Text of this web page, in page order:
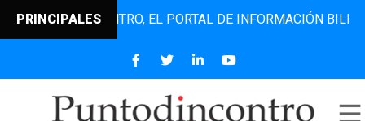
PRINCIPALES EL PORTAL DE INFORMACIÓN BILINGÜE